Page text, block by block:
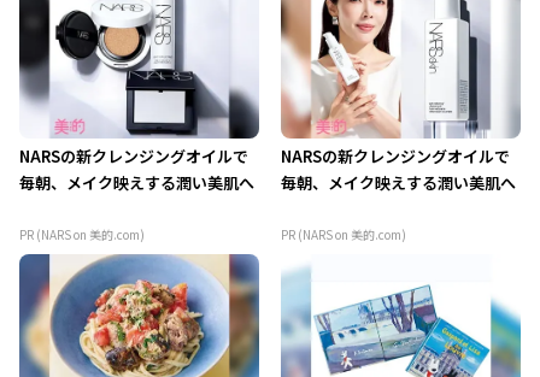
NARSの新クレンジングオイルで
毎朝、メイク映えする潤い美肌へ
PR (NARS on 美的.com)
NARSの新クレンジングオイルで
毎朝、メイク映えする潤い美肌へ
PR (NARS on 美的.com)